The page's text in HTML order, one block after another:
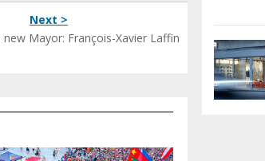
Next >
new Mayor: François-Xavier Laffin